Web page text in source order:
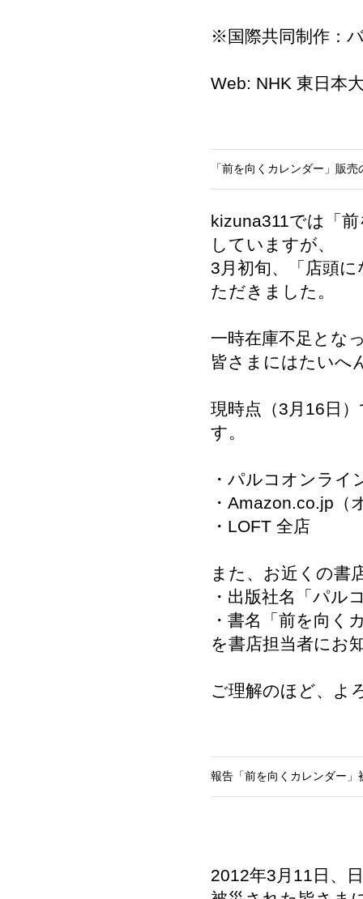
※国際共同制作：
Web: NHK 東日本
「前を向くカレンダー」販
kizuna311では「
していますが、
3月初旬、「店頭
ただきました。
一時在庫不足とな
皆さまにはたいへ
現時点（3月16日
す。
・ パルコオンライ
・ Amazon.co.jp
・ LOFT 全店
また、お近くの書
・出版社名「パル
・書名「前を向く
を書店担当者にお
ご理解のほど、よ
報告「前を向くカレンダー
2012年3月11日、